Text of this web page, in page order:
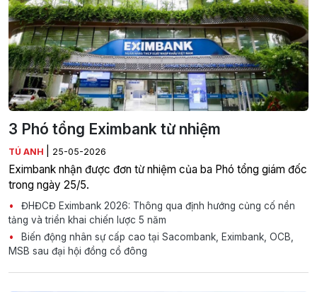
3 Phó tổng Eximbank từ nhiệm
TÚ ANH 25-05-2026
Eximbank nhận được đơn từ nhiệm của ba Phó tổng giám đốc
trong ngày 25/5.
ĐHĐCĐ Eximbank 2026: Thông qua định hướng củng cố nền
tảng và triển khai chiến lược 5 năm
Biến động nhân sự cấp cao tại Sacombank, Eximbank, OCB,
MSB sau đại hội đồng cổ đông